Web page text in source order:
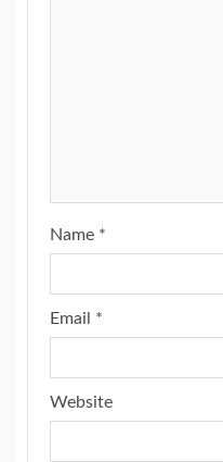
Name *
Email *
Website